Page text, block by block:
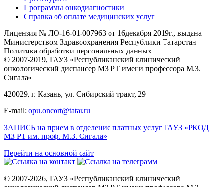
Программы онкодиагностики
Справка об оплате медицинских услуг
Лицензия № ЛО-16-01-007963 от 16декабря 2019г., выдана
Министерством Здравоохранения Республики Татарстан
Политика обработки персональных данных
© 2007-2019, ГАУЗ «Республиканский клинический
онкологический диспансер МЗ РТ имени профессора М.З.
Сигала»
420029, г. Казань, ул. Сибирский тракт, 29
E-mail: opu.oncort@tatar.ru
ЗАПИСЬ на прием в отделение платных услуг ГАУЗ «РКОД
МЗ РТ им. проф. М.З. Сигала»
Перейти на основной сайт
© 2007-2026, ГАУЗ «Республиканский клинический